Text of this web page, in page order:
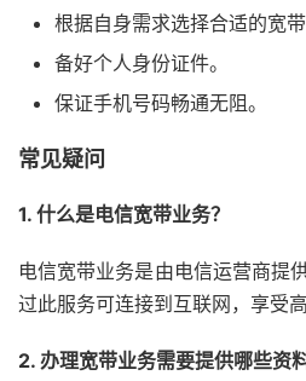
根据自身需求选择合适的宽带
备好个人身份证件。
保证手机号码畅通无阻。
常见疑问
1. 什么是电信宽带业务？
电信宽带业务是由电信运营商提
过此服务可连接到互联网，享受
2. 办理宽带业务需要提供哪些资料